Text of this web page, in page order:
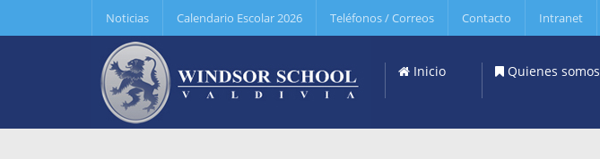
Noticias Calendario Escolar 2026 Teléfonos / Correos Contacto Intranet
Inicio Quienes somos